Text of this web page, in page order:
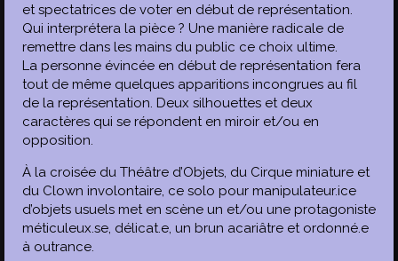
et spectatrices de voter en début de représentation.
Qui interprétera la pièce ? Une manière radicale de
remettre dans les mains du public ce choix ultime.
La personne évincée en début de représentation fera
tout de même quelques apparitions incongrues au fil
de la représentation. Deux silhouettes et deux
caractères qui se répondent en miroir et/ou en
opposition.
À la croisée du Théâtre d’Objets, du Cirque miniature et
du Clown involontaire, ce solo pour manipulateur.ice
d’objets usuels met en scène un et/ou une protagoniste
méticuleux.se, délicat.e, un brun acariâtre et ordonné.e
à outrance.